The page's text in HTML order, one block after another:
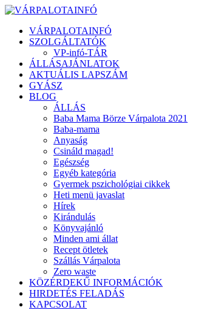
VÁRPALOTAINFÓ
SZOLGÁLTATÓK
VP-infó-TÁR
ÁLLÁSAJÁNLATOK
AKTUÁLIS LAPSZÁM
GYÁSZ
BLOG
ÁLLÁS
Baba Mama Börze Várpalota 2021
Baba-mama
Anyaság
Csináld magad!
Egészség
Egyéb kategória
Gyermek pszichológiai cikkek
Heti menü javaslat
Hírek
Kirándulás
Könyvajánló
Minden ami állat
Recept ötletek
Szállás Várpalota
Zero waste
KÖZÉRDEKŰ INFORMÁCIÓK
HIRDETÉS FELADÁS
KAPCSOLAT